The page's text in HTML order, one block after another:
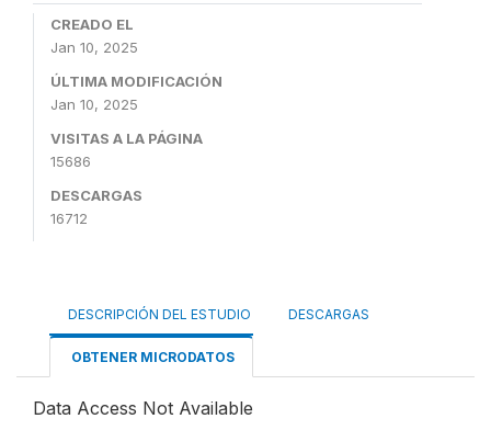
CREADO EL
Jan 10, 2025
ÚLTIMA MODIFICACIÓN
Jan 10, 2025
VISITAS A LA PÁGINA
15686
DESCARGAS
16712
DESCRIPCIÓN DEL ESTUDIO DESCARGAS
OBTENER MICRODATOS
Data Access Not Available